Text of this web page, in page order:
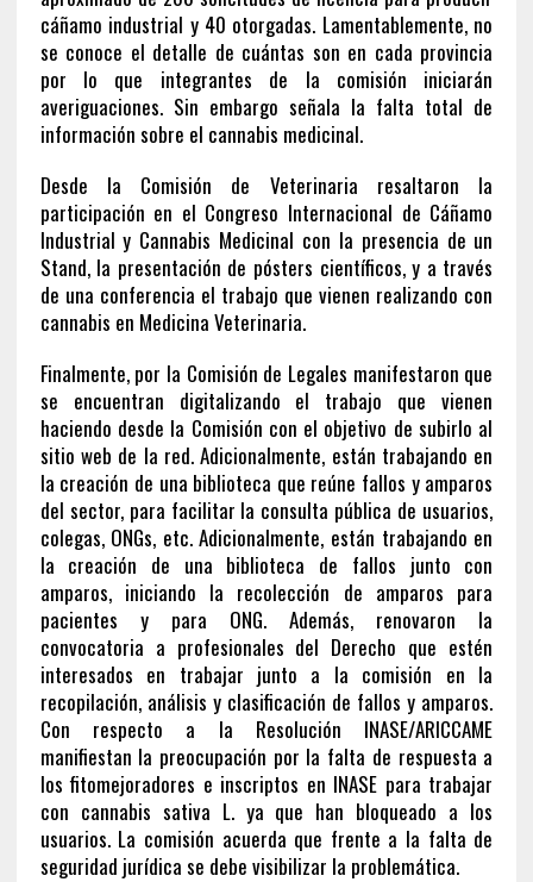
cáñamo industrial y 40 otorgadas. Lamentablemente, no
se conoce el detalle de cuántas son en cada provincia
por lo que integrantes de la comisión iniciarán
averiguaciones. Sin embargo señala la falta total de
información sobre el cannabis medicinal.
Desde la Comisión de Veterinaria resaltaron la
participación en el Congreso Internacional de Cáñamo
Industrial y Cannabis Medicinal con la presencia de un
Stand, la presentación de pósters científicos, y a través
de una conferencia el trabajo que vienen realizando con
cannabis en Medicina Veterinaria.
Finalmente, por la Comisión de Legales manifestaron que
se encuentran digitalizando el trabajo que vienen
haciendo desde la Comisión con el objetivo de subirlo al
sitio web de la red. Adicionalmente, están trabajando en
la creación de una biblioteca que reúne fallos y amparos
del sector, para facilitar la consulta pública de usuarios,
colegas, ONGs, etc. Adicionalmente, están trabajando en
la creación de una biblioteca de fallos junto con
amparos, iniciando la recolección de amparos para
pacientes y para ONG. Además, renovaron la
convocatoria a profesionales del Derecho que estén
interesados en trabajar junto a la comisión en la
recopilación, análisis y clasificación de fallos y amparos.
Con respecto a la Resolución INASE/ARICCAME
manifiestan la preocupación por la falta de respuesta a
los fitomejoradores e inscriptos en INASE para trabajar
con cannabis sativa L. ya que han bloqueado a los
usuarios. La comisión acuerda que frente a la falta de
seguridad jurídica se debe visibilizar la problemática.